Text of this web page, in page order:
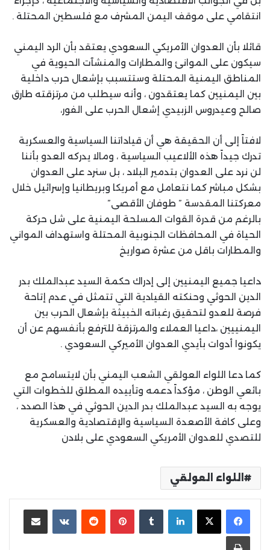
انتقامي على موقف اليمن المشرف مع فلسطين المحتلة .
قائلا بأن العدوان الأمريكي السعودي يعتقد بأن الرد اليمني
سيكون على الموانئ والمطارات والمنشآت الحيوية في
المناطق اليمنية المحتلة وستتسبب بإشعال حرب داخلية
بين اليمنيين كما يعتقدون ، وأنه سيطلب من مرتزقته طارق
صالح وعيدروس الزبيدي إشعال الحرب على الفور،
لافتاً إلى أن الحقيقة هي أن قياداتنا السياسية والعسكرية
تدرك جيداً هذه الألاعيب السياسية ، ومالا يدركه العدو بأننا
لن نرد على العدوان بتدمير البلاد ، بل سنرد على العدوان
بشكل مباشر كما نتعامل مع أمريكا وبريطانيا وإسرائيل خلال
معركتنا المقدسة ” طوفان الأقصى”
بالرغم من قدرة القوات المسلحة اليمنية على شل حركة
الحياة في المحافظات الجنوبية المحتلة واستهداف المواني
والمطارات باقل من عشرة صواريخ
داعيا جميع اليمنيين إلى إدراك حكمة السيد عبدالملك بدر
الدين الحوثي وحنكته القيادية التي تتمثل في عدم إتاحة
فرصة للعدو لتحقيق رغباته الخبيثة بإشعال الحرب بين
اليمنييين ،داعيا العملاء والمرتزقة للترفع بأنفسهم عن أن
يكونوا أدوات بأيدي العدوان الأميركي السعودي .
كما دعا اللواء العولقي الشعب اليمني بأن لايتسامح مع
بائعي الوطن ، مؤكداً دعمه وتأييده المطلق للخطوات التي
يوجه به السيد عبدالملك بدر الدين الحوثي في هذا الصدد ،
وعلى كافة الأصعدة السياسية والإقتصادية والعسكرية
للتصدي للعدوان الأمريكي السعودي على بلادن
اللواء العولقي
لينكدإن بينتيريست مشاركة عبر البريد
طباعة